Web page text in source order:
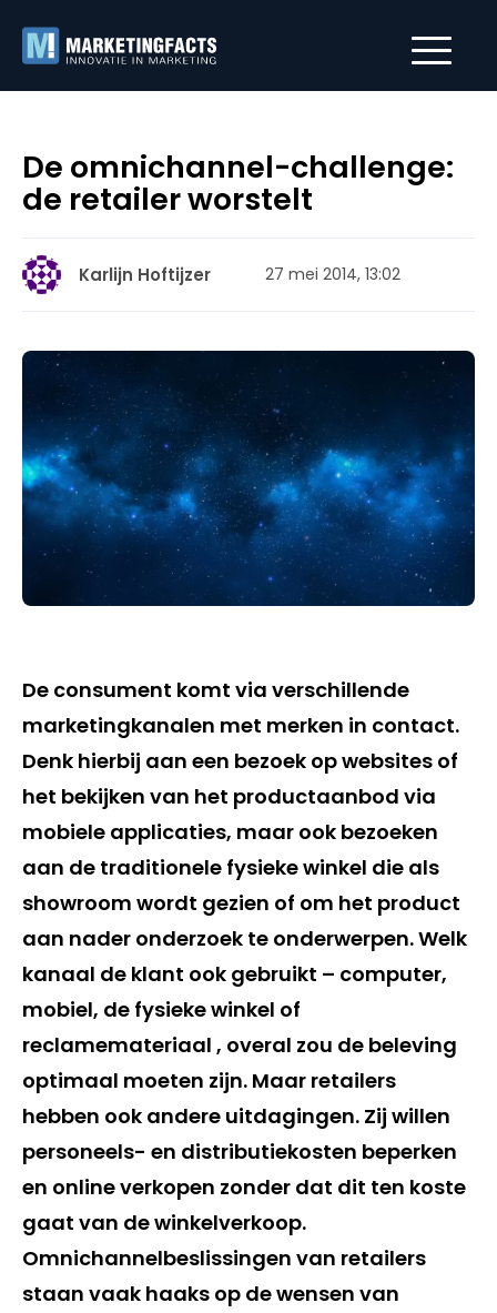
De omnichannel-challenge:
de retailer worstelt
Karlijn Hoftijzer 27 mei 2014, 13:02
De consument komt via verschillende
marketingkanalen met merken in contact.
Denk hierbij aan een bezoek op websites of
het bekijken van het productaanbod via
mobiele applicaties, maar ook bezoeken
aan de traditionele fysieke winkel die als
showroom wordt gezien of om het product
aan nader onderzoek te onderwerpen. Welk
kanaal de klant ook gebruikt – computer,
mobiel, de fysieke winkel of
reclamemateriaal , overal zou de beleving
optimaal moeten zijn. Maar retailers
hebben ook andere uitdagingen. Zij willen
personeels- en distributiekosten beperken
en online verkopen zonder dat dit ten koste
gaat van de winkelverkoop.
Omnichannelbeslissingen van retailers
staan vaak haaks op de wensen van